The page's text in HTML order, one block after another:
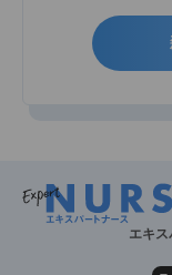
エキ